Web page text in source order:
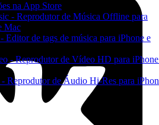
na App Store
- Reprodutor de Música Offline para
Mac
Editor de tags de música para iPhone e
- Reprodutor de Vídeo HD para
Reprodutor de Áudio Hi-Res para